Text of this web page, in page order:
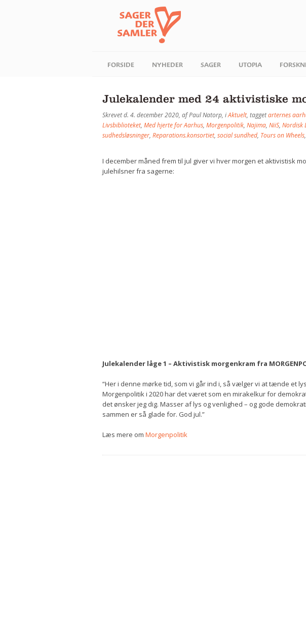
FORSIDE NYHEDER SAGER UTOPIA
Julekalender med 24 aktivistiske
Skrevet d. 4. december 2020, af Paul Natorp, iAktuelt, taggetarternes
Livsbiblioteket, Med hjerte for Aarhus, Morgenpolitik, Najima, NiiS, Nordisk
sudhedsløsninger, Reparations.konsortiet, social sundhed, Tours on Wheels,
I december måned frem til jul giver vi hver morgen et aktivistisk
julehilsner fra sagerne:
Julekalender låge 1 – Aktivistisk morgenkram fra
“Her i denne mørke tid, som vi går ind i, så vælger vi at tænde et
Morgenpolitik i 2020 har det været som en mirakelkur for
det ønsker jeg dig. Masser af lys og venlighed – og gode
sammen er så glade for. God jul.”
Læs mere om Morgenpolitik